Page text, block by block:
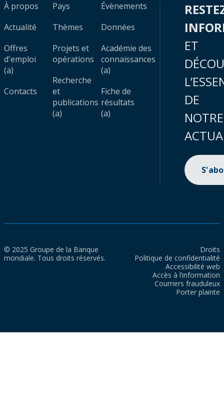
À propos
Actualité
Offres
d'emploi
(a)
Contacts
Pays
Thèmes
Projets et
opérations
Recherche
et
publications
(a)
Évènements
Données
Académie des
connaissances
(a)
Fiche de
résultats
(a)
ET
DE
NOTRE
© 2025 Groupe de la Banque
mondiale. Tous droits réservés.
Droits
Politique de confidentialité
Accessibilité web
Accès à l’information
Courriers frauduleux
Porter plainte